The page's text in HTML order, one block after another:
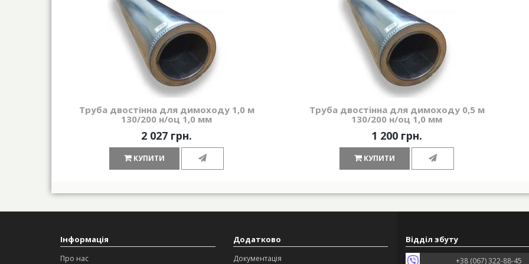
Труба двостінна для димоходу 1,0 м
130/200 н/оц 1,0 мм
2 027 грн.
КУПИТИ
Труба двостінна для димоходу 0,5 м
130/200 н/оц 1,0 мм
1 200 грн.
КУПИТИ
Інформація
Про нас
Додатково
Документація
Відділ збуту
+38 (067) 322-88-45